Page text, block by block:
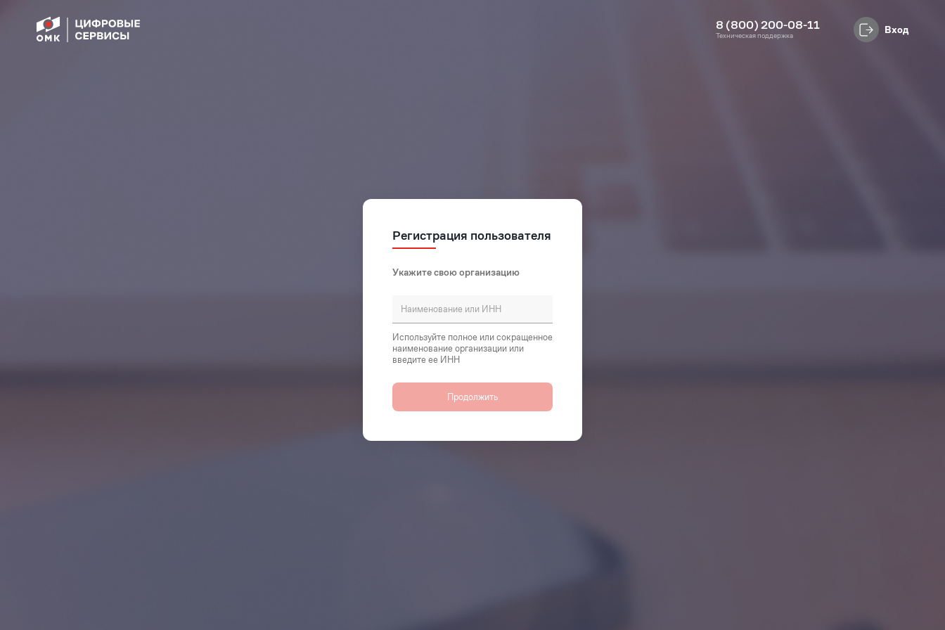
8 (800) 200-08-11
Техническая поддержка Вход
Регистрация пользователя
Укажите свою организацию
Используйте полное или сокращенное
наименование организации или
введите ее ИНН
Продолжить